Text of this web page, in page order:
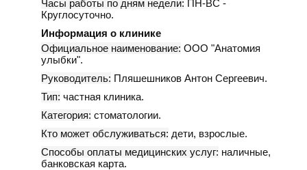
Часы работы по дням недели: ПН-ВС -
Круглосуточно.
Информация о клинике
Официальное наименование: ООО "Анатомия
улыбки".
Руководитель: Пляшешников Антон Сергеевич.
Тип: частная клиника.
Категория: стоматологии.
Кто может обслуживаться: дети, взрослые.
Способы оплаты медицинских услуг: наличные,
банковская карта.